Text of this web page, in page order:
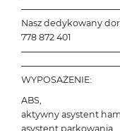
Nasz dedykowany
778 872 401
WYPOSAŻENIE:
ABS,
aktywny asystent
asystent parkowania,